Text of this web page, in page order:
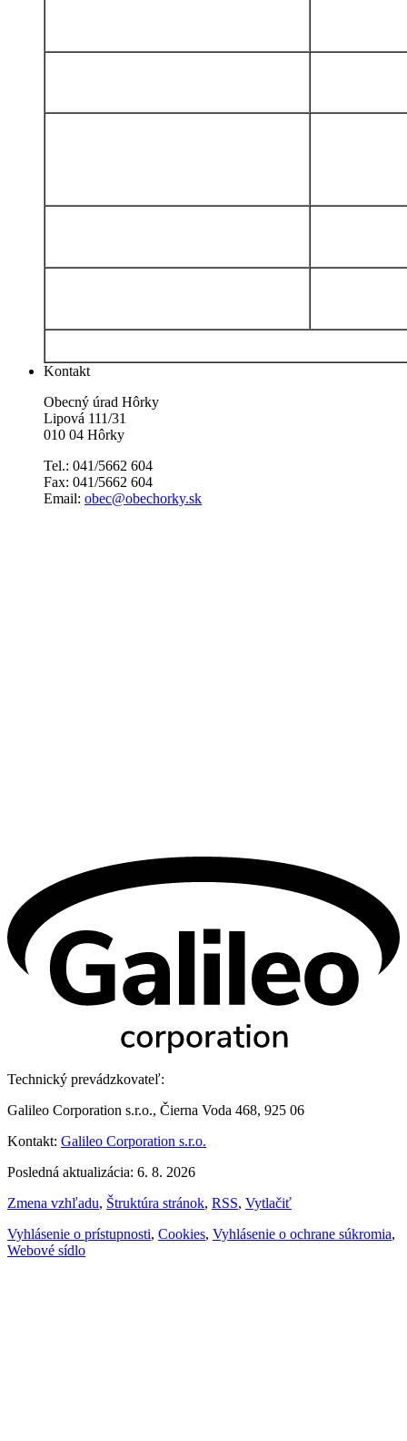
Kontakt
Obecný úrad Hôrky
Lipová 111/31
010 04 Hôrky
Tel.: 041/5662 604
Fax: 041/5662 604
Email: obec@obechorky.sk
Technický prevádzkovateľ:
Galileo Corporation s.r.o., Čierna Voda 468, 925 06
Kontakt: Galileo Corporation s.r.o.
Posledná aktualizácia: 6. 8. 2026
Zmena vzhľadu, Štruktúra stránok, RSS, Vytlačiť
Vyhlásenie o prístupnosti, Cookies, Vyhlásenie o ochrane súkromia,
Webové sídlo